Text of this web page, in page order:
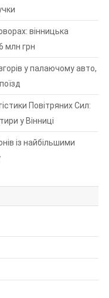
вінницька
млн грн
у палаючому авто,
Повітряних Сил:
у Вінниці
із найбільшими